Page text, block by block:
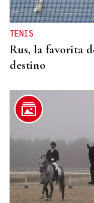
TENIS
Rus, la favorita
destino